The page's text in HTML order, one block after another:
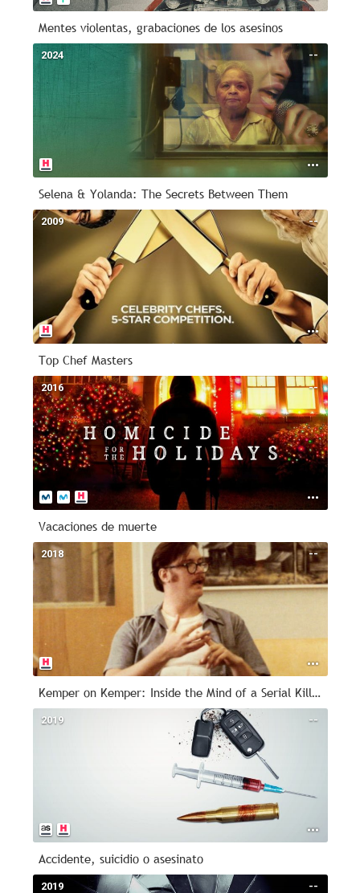
Mentes violentas, grabaciones de los asesinos
--
2024
Selena & Yolanda: The Secrets Between Them
--
2009
Top Chef Masters
--
2016
Vacaciones de muerte
--
2018
Kemper on Kemper: Inside the Mind of a Serial Killer
--
2019
Accidente, suicidio o asesinato
--
2019